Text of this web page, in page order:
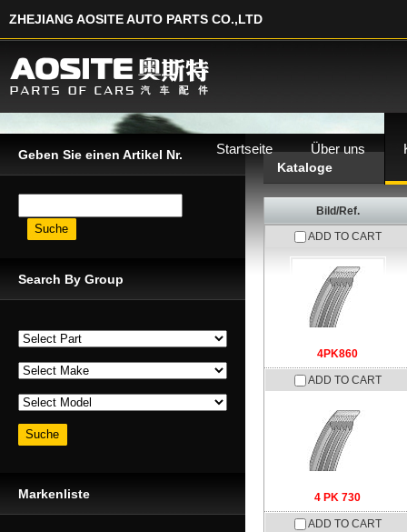
ZHEJIANG AOSITE AUTO PARTS CO.,LTD
Startseite Über uns
Kataloge
Bild/Ref.
ADD TO CART
4PK860
ADD TO CART
4 PK 730
ADD TO CART
Geben Sie einen Artikel Nr.
Search By Group
Markenliste